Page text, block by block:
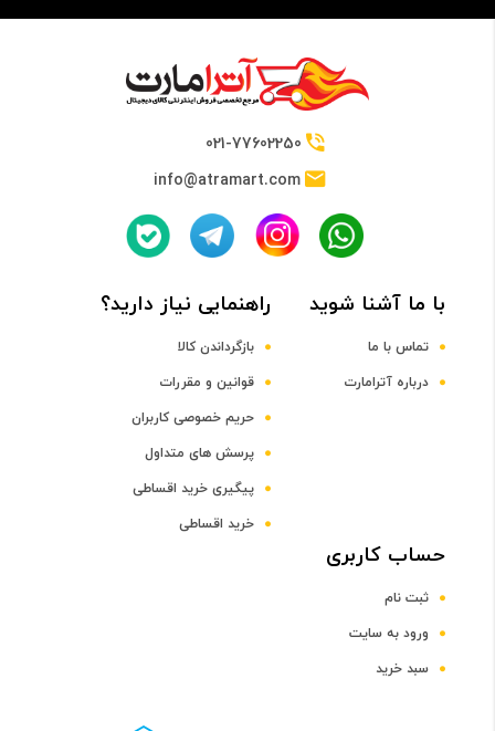
64 بیتی
Hisilicon Kirin 950 Chipset
فرکانس پردازنده مرکزی
Mali-T880 MP4 GPU
صفحه نمایش
021-77602250
info@atramart.com
با ما آشنا شوید
تماس با ما
درباره آترامارت
راهنمایی نیاز دارید؟
بازگرداندن کالا
قوانین و مقررات
حریم خصوصی کاربران
پرسش های متداول
پیگیری خرید اقساطی
خرید اقساطی
حساب کاربری
ثبت نام
ورود به سایت
سبد خرید